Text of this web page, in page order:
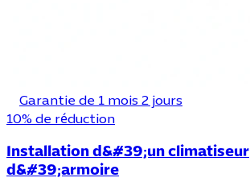
Garantie de 1 mois 2 jours
10% de réduction
Installation d&#39;un climatiseur
d&#39;armoire